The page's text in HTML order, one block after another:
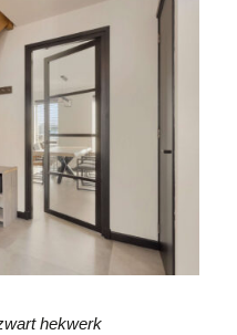
hekwerk